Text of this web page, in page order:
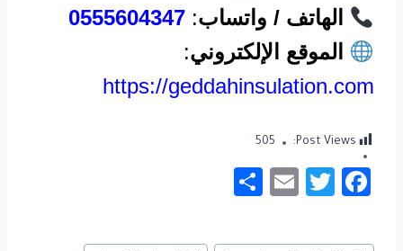
الهاتف / واتساب:
0555604347
الموقع الإلكتروني:
https://geddahinsulation.com
Post Views:
505
Fa
e
T
tt
E
ail
ar